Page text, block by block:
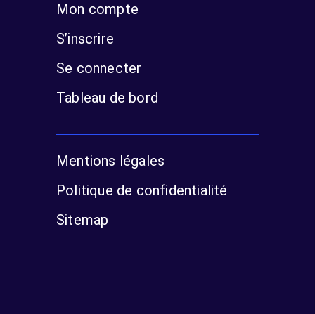
Mon compte
S’inscrire
Se connecter
Tableau de bord
Mentions légales
Politique de confidentialité
Sitemap